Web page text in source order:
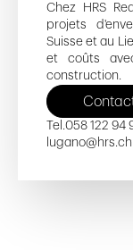
Chez HRS
projets
Suisse et au
et coûts
construction.
Tel.058 122 94
lugano@hrs.ch